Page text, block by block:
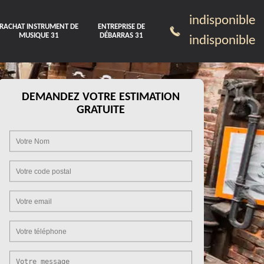
INSTRUMENT DE
MUSIQUE 31
ENTREPRISE DE
DÉBARRAS 31
indisponible
indisponible
DEMANDEZ VOTRE ESTIMATION
GRATUITE